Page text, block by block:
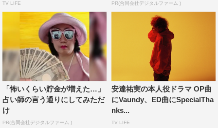
きましたが、監督が大九（明子）さんだと聞いた瞬間、
「あ、なるほど。」とすぐに納得しました（笑）。
私も子役出身なので神様（安達さん）との対面に楽しみと
緊張でしたが、優しさとキュートの擬人化のような方で撮
影がとっても楽しかったです。ぜひご覧ください！
■片桐はいり
今までもいろんなところで意表をついてきた大九監督です
が、このドラマの展開も相当意表をついてます。ぜひ最終
TV LIFE PR(合同会社デジタルファーム )
「怖いくらい貯金が増えた…」
占い師の言う通りにしてみただ
け
PR(合同会社デジタルファーム )
安達祐実の本人役ドラマ OP曲
にVaundy、ED曲にSpecialTha
nks...
TV LIFE